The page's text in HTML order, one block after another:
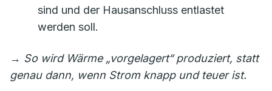
sind und der Hausanschluss entlastet
werden soll.
→ So wird Wärme „vorgelagert“ produziert, statt
genau dann, wenn Strom knapp und teuer ist.